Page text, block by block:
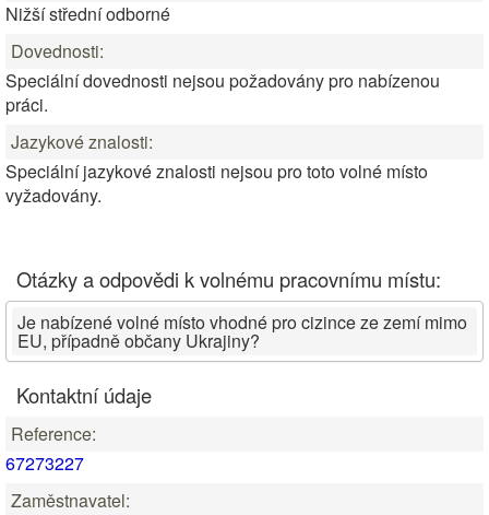
Nižší střední odborné
Dovednosti:
Speciální dovednosti nejsou požadovány pro nabízenou
práci.
Jazykové znalosti:
Speciální jazykové znalosti nejsou pro toto volné místo
vyžadovány.
Otázky a odpovědi k volnému pracovnímu místu:
Je nabízené volné místo vhodné pro cizince ze zemí mimo
EU, případně občany Ukrajiny?
Kontaktní údaje
Reference:
67273227
Zaměstnavatel: